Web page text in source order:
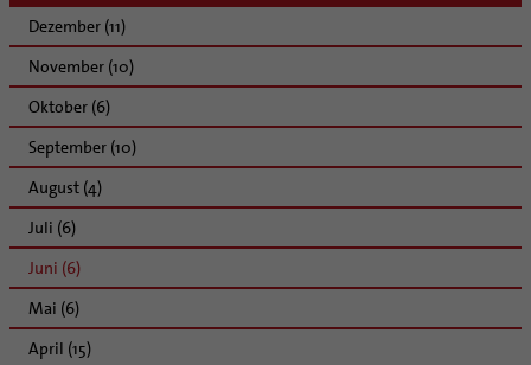
Dezember (11)
November (10)
Oktober (6)
September (10)
August (4)
Juli (6)
Juni (6)
Mai (6)
April (15)